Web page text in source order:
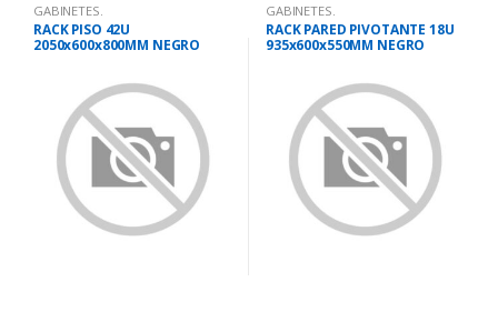
GABINETES.
RACK PISO 42U
2050x600x800MM NEGRO
GABINETES.
RACK PARED PIVOTANTE 18U
935x600x550MM NEGRO